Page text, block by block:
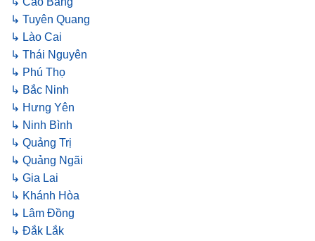
↳ Tuyên Quang
↳ Lào Cai
↳ Thái Nguyên
↳ Phú Thọ
↳ Bắc Ninh
↳ Hưng Yên
↳ Ninh Bình
↳ Quảng Trị
↳ Quảng Ngãi
↳ Gia Lai
↳ Khánh Hòa
↳ Lâm Đồng
↳ Đắk Lắk